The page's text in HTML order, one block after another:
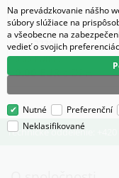
Kód:27305
0.00EURbez DPH
0.00EUR s DPH
Technické oddelenie: +420
Na prevádzkovanie nášho
súbory slúžiace na
a všeobecne na
vedieť o svojich
Nutné Preferenční
Neklasifikované